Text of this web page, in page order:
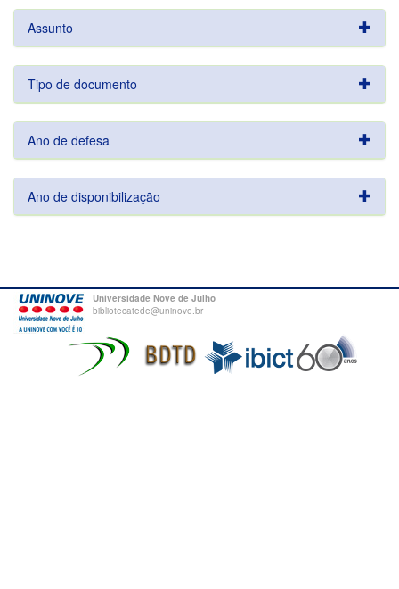
Assunto
Tipo de documento
Ano de defesa
Ano de disponibilização
Universidade Nove de Julho
bibliotecatede@uninove.br